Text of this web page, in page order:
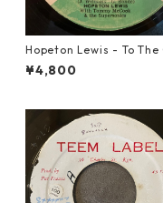
Hopeton Lewis - To
er Man【7-22023】
¥4,800